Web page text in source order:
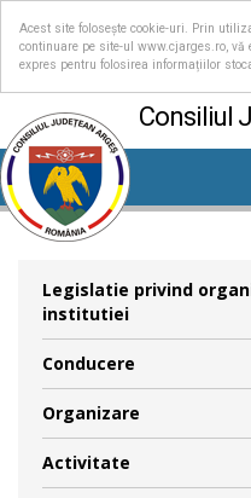
Acest site folosește cookie-uri. Prin
continuare pe site-ul www.cjarges.ro, vă
expres pentru folosirea informațiilor
Consiliul
Legislatie privind
institutiei
Conducere
Organizare
Activitate